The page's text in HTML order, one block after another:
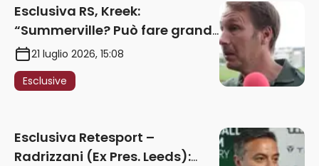
Esclusiva RS, Kreek:
“Summerville? Può fare grandi
cose in Serie A. Godts deve
maturare esperienza per
giocare nella Roma”
21 luglio 2026, 15:08
Esclusive
Esclusiva Retesport –
Radrizzani (Ex Pres. Leeds):